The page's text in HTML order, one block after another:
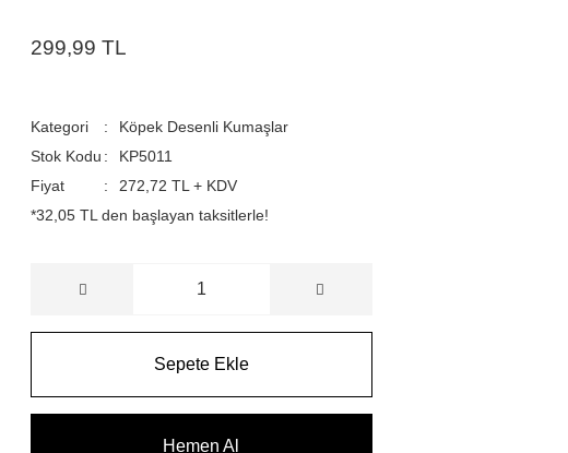
299,99 TL
Kategori
Köpek Desenli Kumaşlar
Stok Kodu
KP5011
Fiyat
272,72 TL + KDV
*32,05 TL den başlayan taksitlerle!
Sepete Ekle
Hemen Al